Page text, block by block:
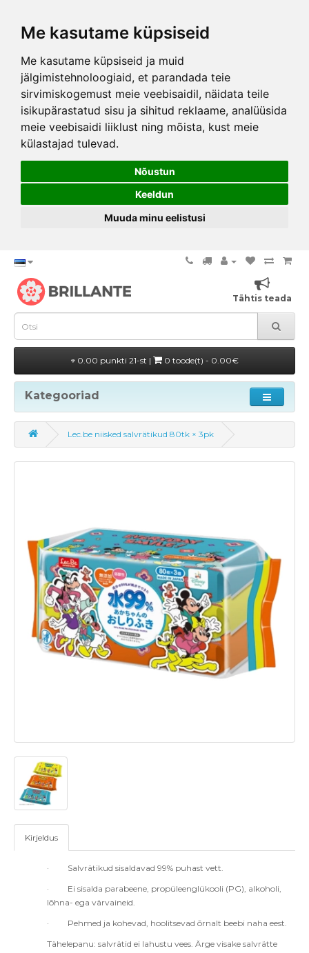
Me kasutame küpsiseid
Me kasutame küpsiseid ja muid
jälgimistehnoloogiaid, et parandada teie
sirvimiskogemust meie veebisaidil, näidata teile
isikupärastatud sisu ja sihitud reklaame, analüüsida
meie veebisaidi liiklust ning mõista, kust meie
külastajad tulevad.
Nõustun
Keeldun
Muuda minu eelistusi
Tähtis teada
0.00 punkti 21-st | 0 toode(t) - 0.00€
Kategooriad
Lec.be niisked salvrätikud 80tk × 3pk
Kirjeldus
·
Salvrätikud sisaldavad 99% puhast vett.
·
Ei sisalda parabeene, propüleenglükooli (PG), alkoholi,
lõhna- ega värvaineid.
·
Pehmed ja kohevad, hoolitsevad õrnalt beebi naha eest.
Tähelepanu: salvrätid ei lahustu vees. Ärge visake salvrätte